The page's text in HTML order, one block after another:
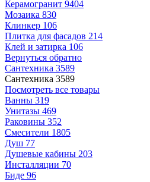
Керамогранит 9404
Мозаика 830
Клинкер 106
Плитка для фасадов 214
Клей и затирка 106
Вернуться обратно
Сантехника 3589
Сантехника 3589
Посмотреть все товары
Ванны 319
Унитазы 469
Раковины 352
Смесители 1805
Душ 77
Душевые кабины 203
Инсталляции 70
Биде 96